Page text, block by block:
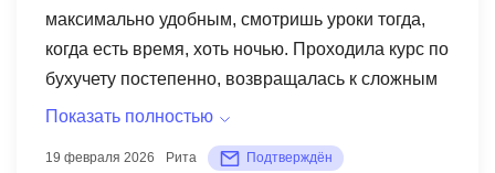
максимально удобным, смотришь уроки тогда,
когда есть время, хоть ночью. Проходила курс по
бухучету постепенно, возвращалась к сложным
темам. В конце получила официальный
приняли в отделе кадров без лишних вопросов и
Показать полностью
19 февраля 2026 Рита Подтверждён